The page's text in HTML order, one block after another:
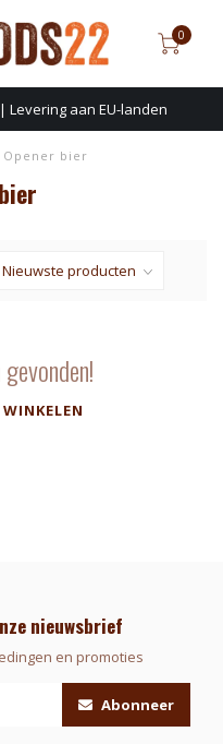
0
Levering aan EU-landen
Opener bier
nieuwsbrief
en promoties
Abonneer